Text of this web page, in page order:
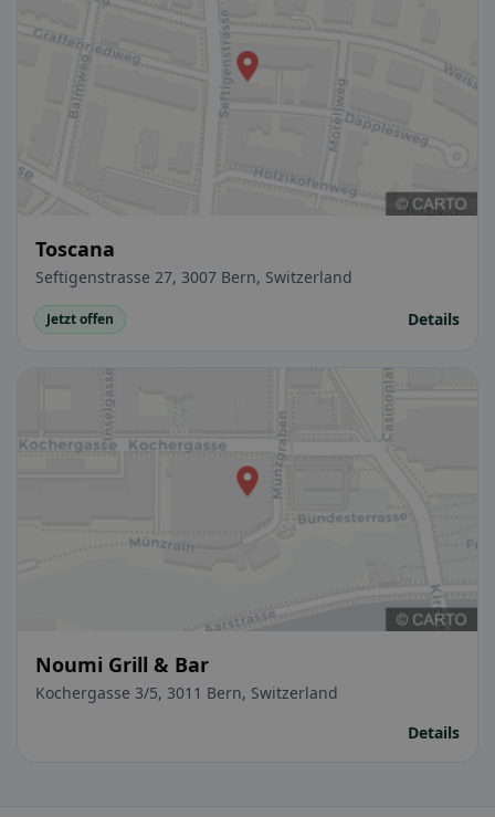
Toscana
Seftigenstrasse 27, 3007 Bern, Switzerland
Jetzt offen Details
Noumi Grill & Bar
Kochergasse 3/5, 3011 Bern, Switzerland
Details